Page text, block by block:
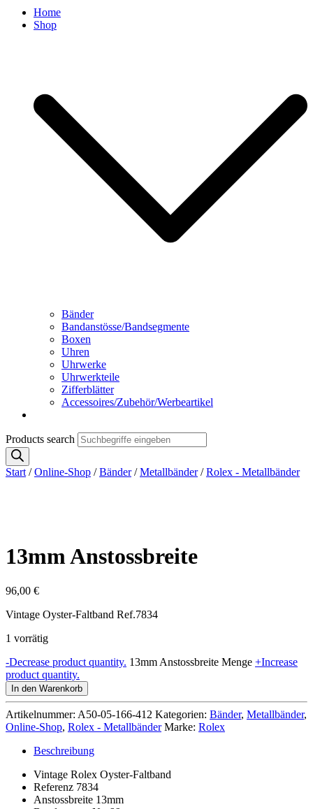
Home
Shop
Bänder
Bandanstösse/Bandsegmente
Boxen
Uhren
Uhrwerke
Uhrwerkteile
Zifferblätter
Accessoires/Zubehör/Werbeartikel
Products search
Start /Online-Shop /Bänder/Metallbänder/Rolex - Metallbänder
13mm Anstossbreite
96,00 €
Vintage Oyster-Faltband Ref.7834
1 vorrätig
-Decrease product quantity. 13mm Anstossbreite Menge +Increase
product quantity.
In den Warenkorb
Artikelnummer: A50-05-166-412 Kategorien: Bänder, Metallbänder,
Online-Shop, Rolex - Metallbänder Marke: Rolex
Beschreibung
Vintage Rolex Oyster-Faltband
Referenz 7834
Anstossbreite 13mm